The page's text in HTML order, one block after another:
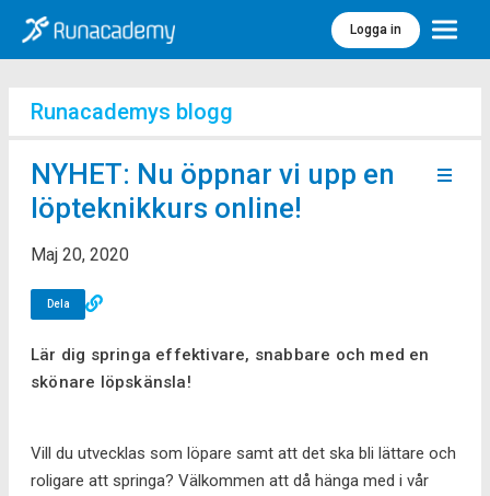
Logga in Meny
Runacademys blogg
NYHET: Nu öppnar vi upp en
löpteknikkurs online!
Maj 20, 2020
Dela
Lär dig springa effektivare, snabbare och med en
skönare löpskänsla!
Vill du utvecklas som löpare samt att det ska bli lättare och
roligare att springa? Välkommen att då hänga med i vår